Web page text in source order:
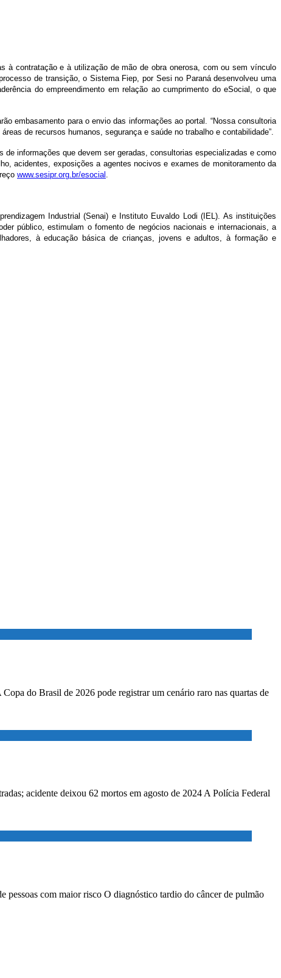
à contratação e à utilização de mão de obra onerosa, com ou sem vínculo
de transição, o Sistema Fiep, por Sesi no Paraná desenvolveu uma
do empreendimento em relação ao cumprimento do eSocial, o que
embasamento para o envio das informações ao portal. “Nossa consultoria
de recursos humanos, segurança e saúde no trabalho e contabilidade”.
informações que devem ser geradas, consultorias especializadas e como
acidentes, exposições a agentes nocivos e exames de monitoramento da
www.sesipr.org.br/esocial
Industrial (Senai) e Instituto Euvaldo Lodi (IEL). As instituições
público, estimulam o fomento de negócios nacionais e internacionais, a
à educação básica de crianças, jovens e adultos, à formação e
do Brasil de 2026 pode registrar um cenário raro nas quartas de
acidente deixou 62 mortos em agosto de 2024 A Polícia Federal
pessoas com maior risco O diagnóstico tardio do câncer de pulmão